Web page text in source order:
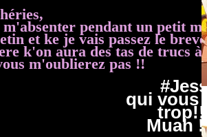
pendant un petit
et ke je vais passez le
k'on aura des tas de trucs à
m'oublierez pas !!
qui vous
Muah